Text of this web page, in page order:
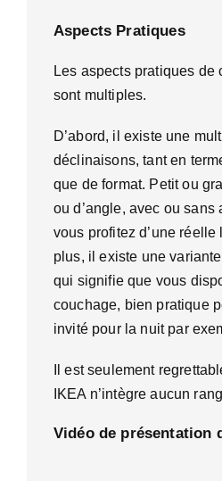
Aspects Pratiques
Les aspects pratiques de
sont multiples.
D’abord, il existe une
déclinaisons, tant en
que de format. Petit ou
ou d’angle, avec ou sans
vous profitez d’une
plus, il existe une
qui signifie que vous
couchage, bien pratique
invité pour la nuit par
Il est seulement
IKEA n’intègre aucun
Vidéo de présentation